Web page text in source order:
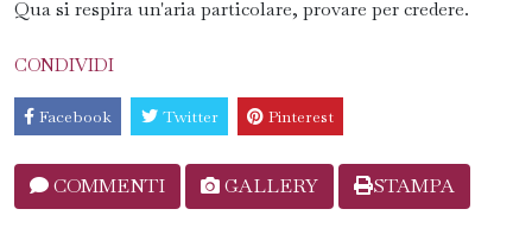
Qua si respira un'aria particolare, provare per credere.
CONDIVIDI
Facebook Twitter Pinterest
COMMENTI GALLERY STAMPA